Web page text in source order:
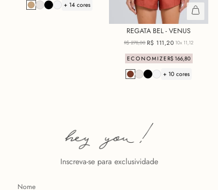
+ 14 cores
REGATA BEL - VENUS
R$ 278,00 R$ 111,20 10x 11,12
ECONOMIZER$ 166,80
+ 10 cores
Inscreva-se para exclusividade